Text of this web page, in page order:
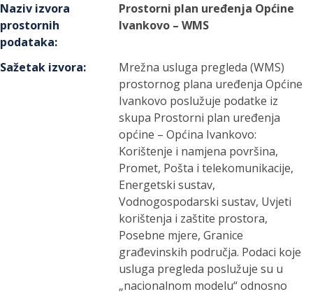
Naziv izvora
prostornih
podataka:
Prostorni plan uređenja Općine
Ivankovo – WMS
Sažetak izvora:
Mrežna usluga pregleda (WMS)
prostornog plana uređenja Općine
Ivankovo poslužuje podatke iz
skupa Prostorni plan uređenja
općine – Općina Ivankovo:
Korištenje i namjena površina,
Promet, Pošta i telekomunikacije,
Energetski sustav,
Vodnogospodarski sustav, Uvjeti
korištenja i zaštite prostora,
Posebne mjere, Granice
građevinskih područja. Podaci koje
usluga pregleda poslužuje su u
„nacionalnom modelu“ odnosno